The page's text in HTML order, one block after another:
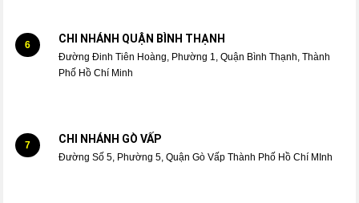
6 CHI NHÁNH QUẬN BÌNH THẠNH
Đường Đinh Tiên Hoàng, Phường 1, Quận Bình Thạnh, Thành
Phố Hồ Chí Minh
7 CHI NHÁNH GÒ VẤP
Đường Số 5, Phường 5, Quận Gò Vấp Thành Phố Hồ Chí MInh